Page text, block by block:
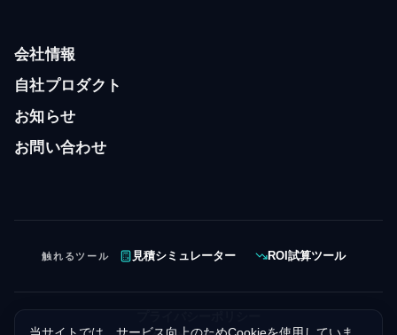
会社情報
自社プロダクト
お知らせ
お問い合わせ
触れるツール 見積シミュレーター ROI試算ツール